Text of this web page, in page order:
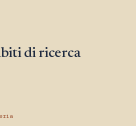
di ricerca